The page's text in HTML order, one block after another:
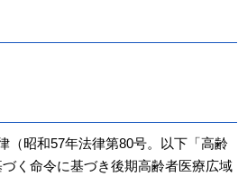
昭和57年法律第80号。以下「高齢
く命令に基づき後期高齢者医療広域